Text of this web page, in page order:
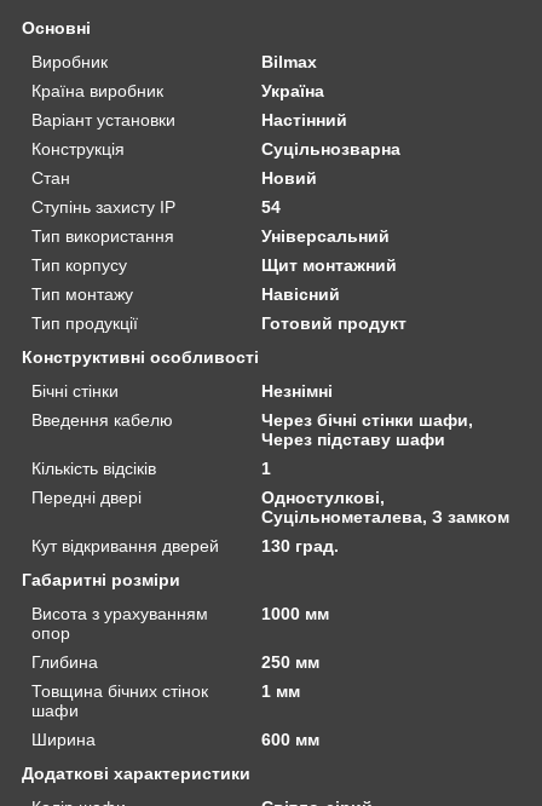
Основні
Виробник
Bilmax
Країна виробник
Україна
Варіант установки
Настінний
Конструкція
Суцільнозварна
Стан
Новий
Ступінь захисту IP
54
Тип використання
Універсальний
Тип корпусу
Щит монтажний
Тип монтажу
Навісний
Тип продукції
Готовий продукт
Конструктивні особливості
Бічні стінки
Незнімні
Введення кабелю
Через бічні стінки шафи,
Через підставу шафи
Кількість відсіків
1
Передні двері
Одностулкові,
Суцільнометалева, З замком
Кут відкривання дверей
130 град.
Габаритні розміри
Висота з урахуванням
опор
1000 мм
Глибина
250 мм
Товщина бічних стінок
шафи
1 мм
Ширина
600 мм
Додаткові характеристики